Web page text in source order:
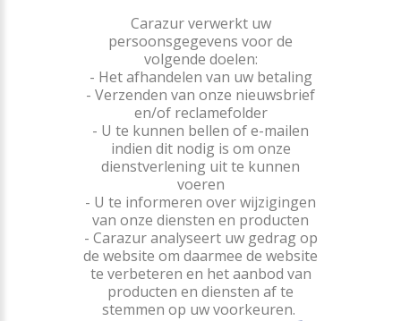
Carazur verwerkt uw
persoonsgegevens voor de
volgende doelen:
- Het afhandelen van uw betaling
- Verzenden van onze nieuwsbrief
en/of reclamefolder
- U te kunnen bellen of e-mailen
indien dit nodig is om onze
dienstverlening uit te kunnen
voeren
- U te informeren over wijzigingen
van onze diensten en producten
- Carazur analyseert uw gedrag op
de website om daarmee de website
te verbeteren en het aanbod van
producten en diensten af te
stemmen op uw voorkeuren.